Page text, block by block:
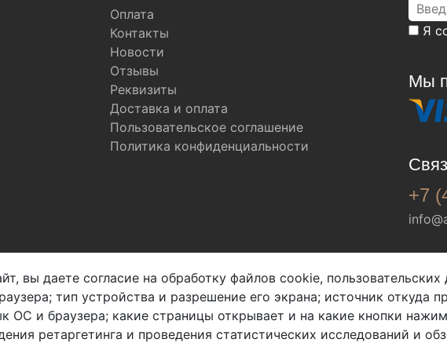
Оплата
Контакты
Новости
Отзывы
Реквизиты
Доставка и оплата
Пользовательское соглашение
Политика конфиденциальности
Я
Мы
+7
Мы в соц. сетях
вы даете согласие на обработку файлов cookie,
тип устройства и разрешение его экрана; источник откуда
ОС и браузера; какие страницы открывает и на какие кнопки
ретаргетинга и проведения статистических исследований и